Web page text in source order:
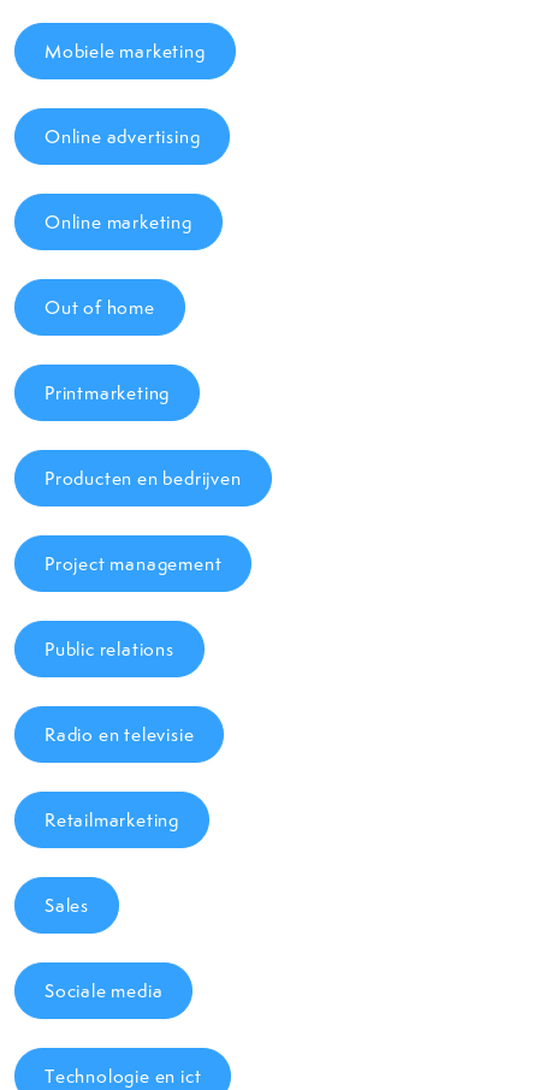
Mobiele marketing
Online advertising
Online marketing
Out of home
Printmarketing
Producten en bedrijven
Project management
Public relations
Radio en televisie
Retailmarketing
Sales
Sociale media
Technologie en ict